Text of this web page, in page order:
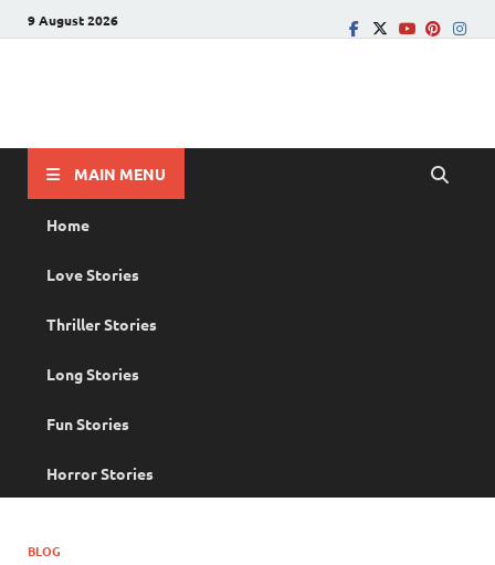
9 August 2026
MAIN MENU
Home
Love Stories
Thriller Stories
Long Stories
Fun Stories
Horror Stories
BLOG